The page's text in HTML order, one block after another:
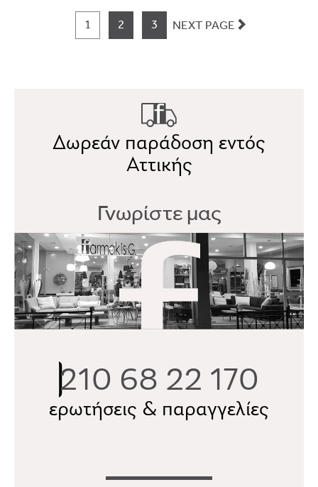
1 2 3 NEXT PAGE
Δωρεάν παράδοση εντός
Αττικής
Γνωρίστε μας
210 68 22 170
ερωτήσεις & παραγγελίες